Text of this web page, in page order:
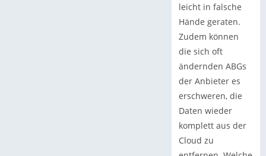
leicht in falsche
Hände geraten.
Zudem können
die sich oft
ändernden ABGs
der Anbieter es
erschweren, die
Daten wieder
komplett aus der
Cloud zu